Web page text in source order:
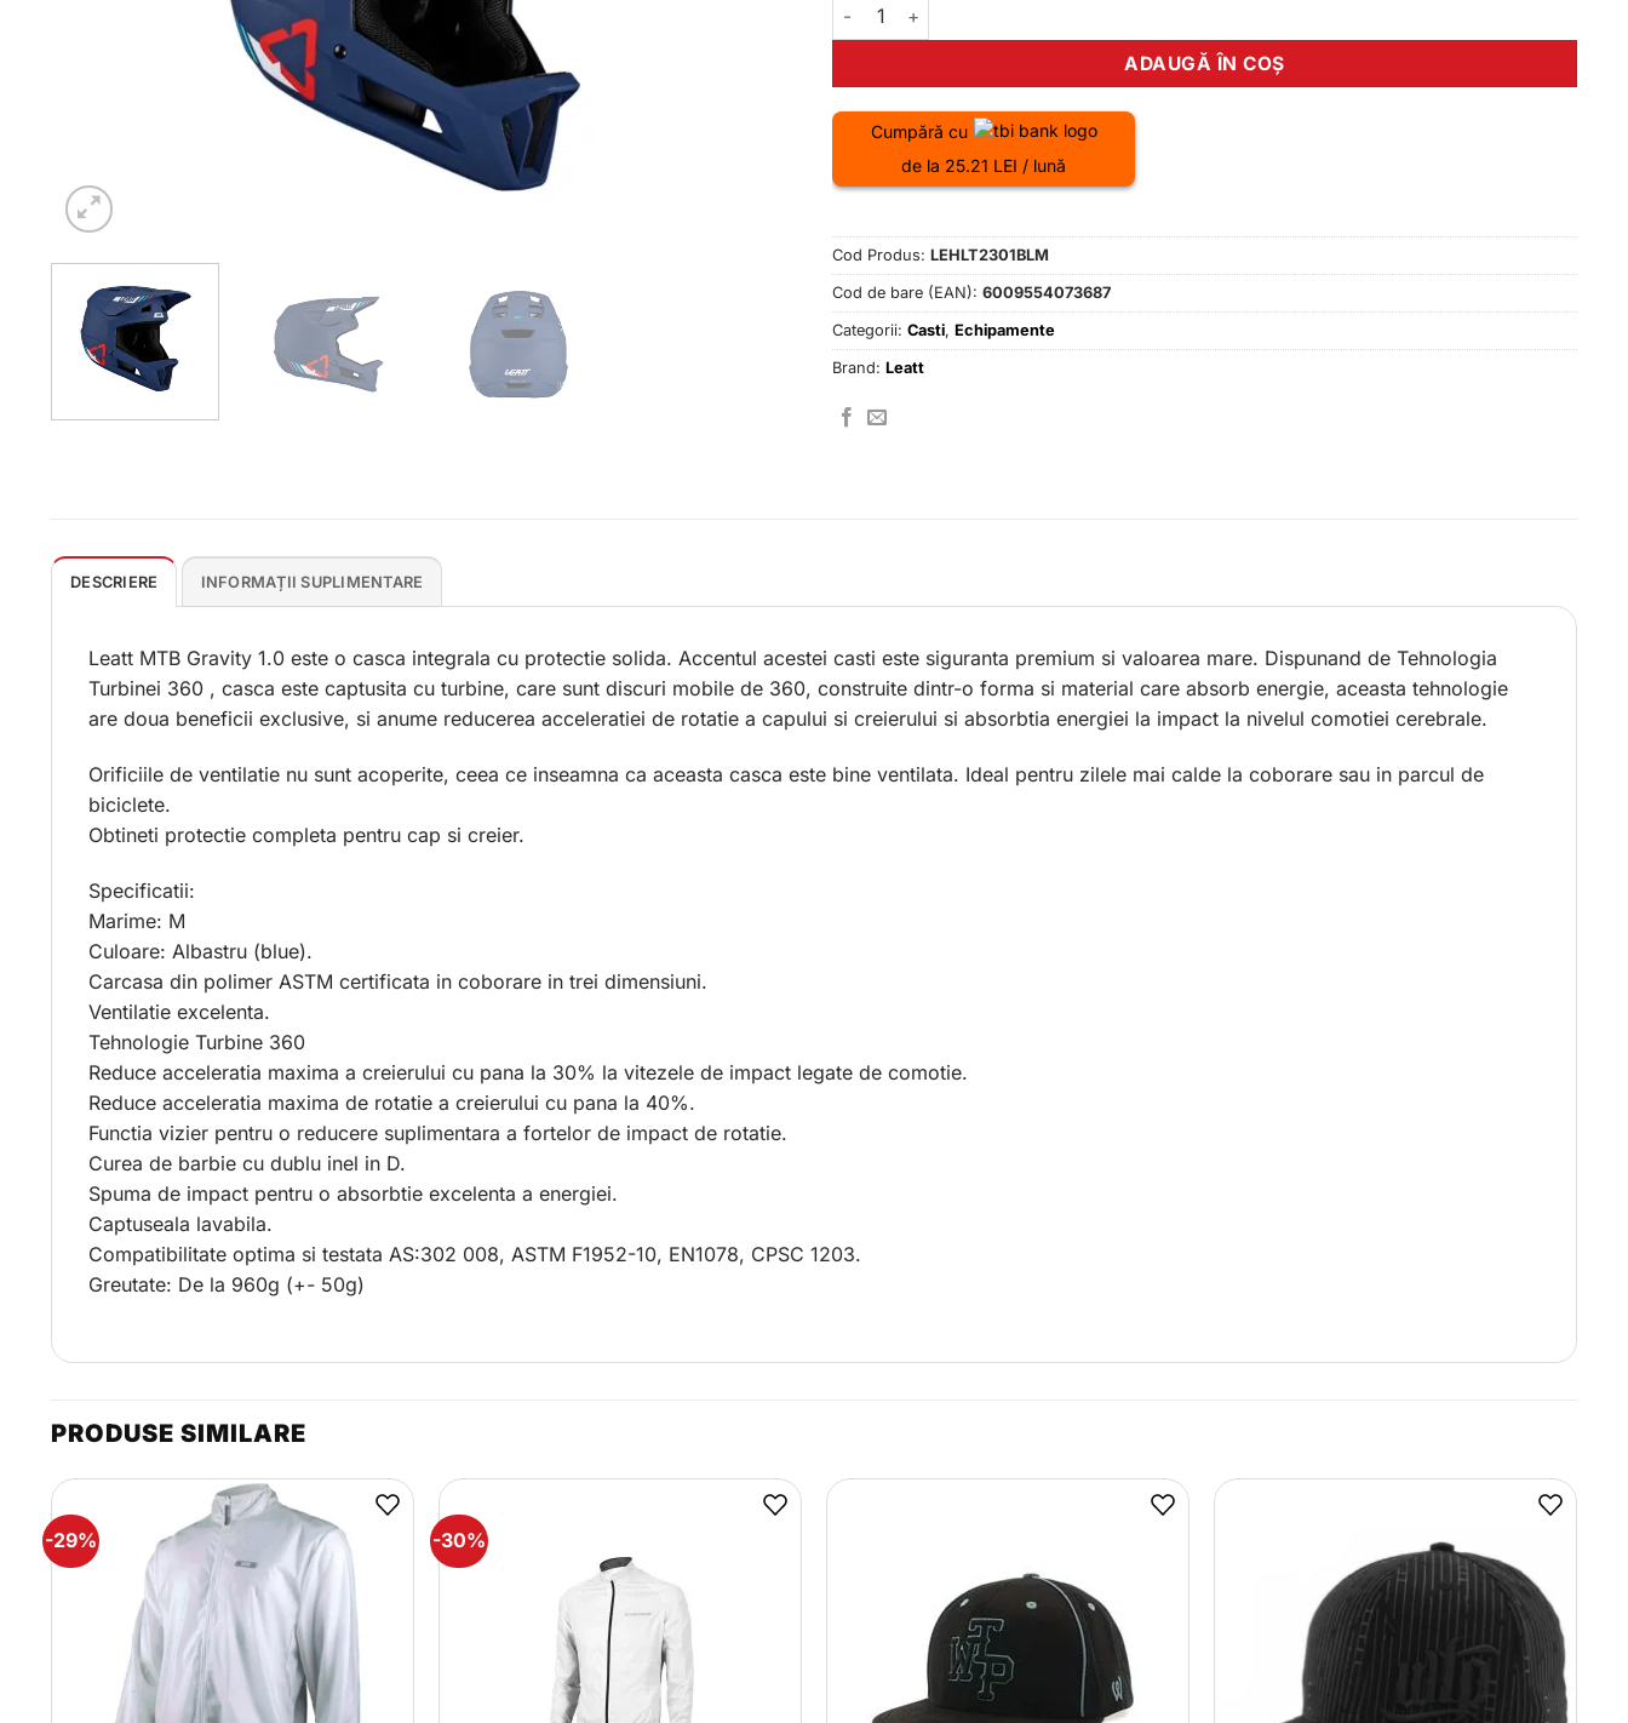
Cantitate Casca Leatt MTB Gravity 1.0 M blue
ADAUGĂ ÎN COȘ
Cumpără cu
de la 25.21 LEI / lună
Cod Produs: LEHLT2301BLM
Cod de bare (EAN): 6009554073687
Categorii: Casti, Echipamente
Brand: Leatt
DESCRIERE INFORMAȚII SUPLIMENTARE
Leatt MTB Gravity 1.0 este o casca integrala cu protectie solida. Accentul acestei casti este siguranta premium si valoarea mare. Dispunand de Tehnologia
Turbinei 360 , casca este captusita cu turbine, care sunt discuri mobile de 360, construite dintr-o forma si material care absorb energie, aceasta tehnologie
are doua beneficii exclusive, si anume reducerea acceleratiei de rotatie a capului si creierului si absorbtia energiei la impact la nivelul comotiei cerebrale.
Orificiile de ventilatie nu sunt acoperite, ceea ce inseamna ca aceasta casca este bine ventilata. Ideal pentru zilele mai calde la coborare sau in parcul de
biciclete.
Obtineti protectie completa pentru cap si creier.
Specificatii:
Marime: M
Culoare: Albastru (blue).
Carcasa din polimer ASTM certificata in coborare in trei dimensiuni.
Ventilatie excelenta.
Tehnologie Turbine 360
Reduce acceleratia maxima a creierului cu pana la 30% la vitezele de impact legate de comotie.
Reduce acceleratia maxima de rotatie a creierului cu pana la 40%.
Functia vizier pentru o reducere suplimentara a fortelor de impact de rotatie.
Curea de barbie cu dublu inel in D.
Spuma de impact pentru o absorbtie excelenta a energiei.
Captuseala lavabila.
Compatibilitate optima si testata AS:302 008, ASTM F1952-10, EN1078, CPSC 1203.
Greutate: De la 960g (+- 50g)
PRODUSE SIMILARE
-29% -30%